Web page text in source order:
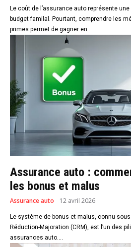
Le coût de l’assurance auto représente
budget familal. Pourtant, comprendre les
primes permet de gagner en...
Assurance auto :
les bonus et malus
Assurance auto 12 avril 2026
Le système de bonus et malus, connu
Réduction-Majoration (CRM), est l’un des
assurances auto....